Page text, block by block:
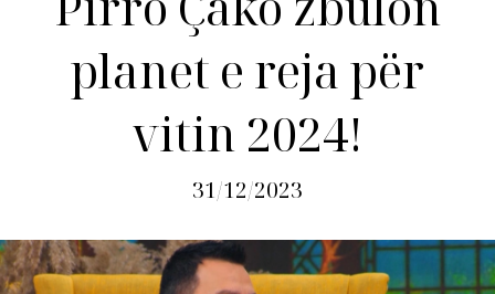
planet e reja për
vitin 2024!
31/12/2023